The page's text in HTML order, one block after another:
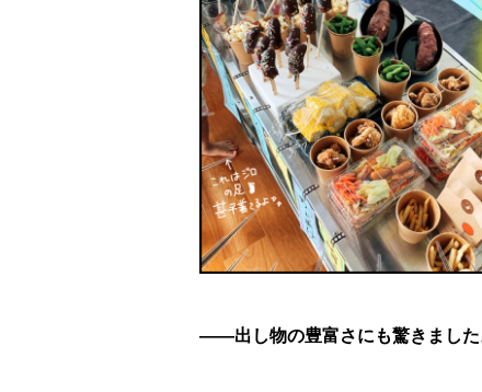
――出し物の豊富さにも驚きました